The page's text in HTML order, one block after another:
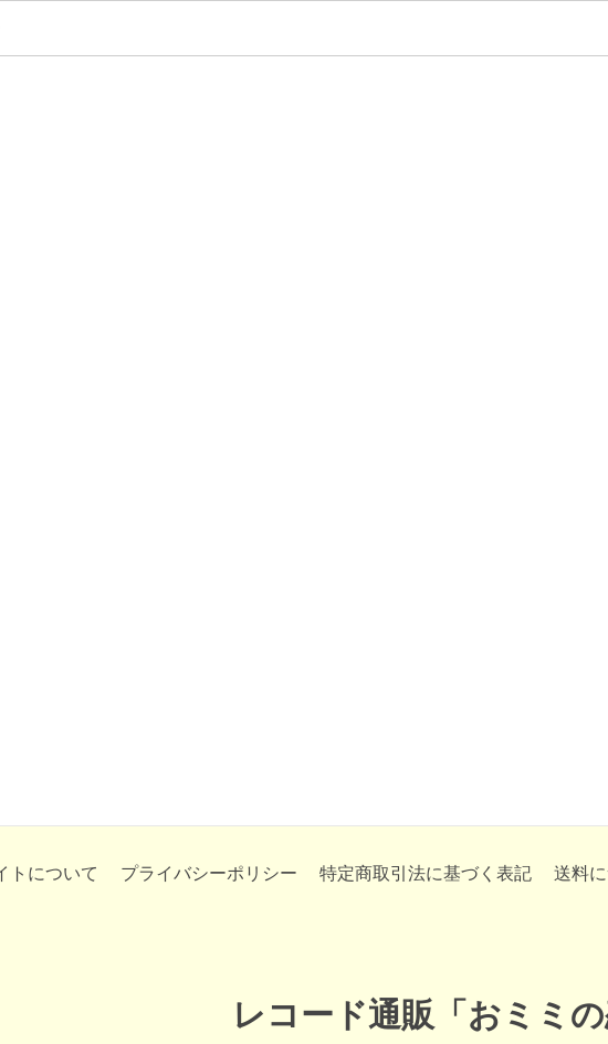
トについて プライバシーポリシー 特定商取引法に基づく表記 送料
レコード通販「おミミの